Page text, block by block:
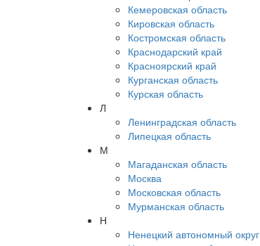
Кемеровская область
Кировская область
Костромская область
Краснодарский край
Красноярский край
Курганская область
Курская область
Л
Ленинградская область
Липецкая область
М
Магаданская область
Москва
Московская область
Мурманская область
Н
Ненецкий автономный округ